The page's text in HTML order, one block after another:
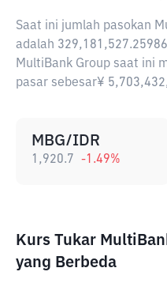
Saat ini jumlah pasokan
adalah
MultiBank Group saat ini
pasar sebesar¥
MBG/IDR
1,920.7 -1.49%
Kurs Tukar
yang Berbeda